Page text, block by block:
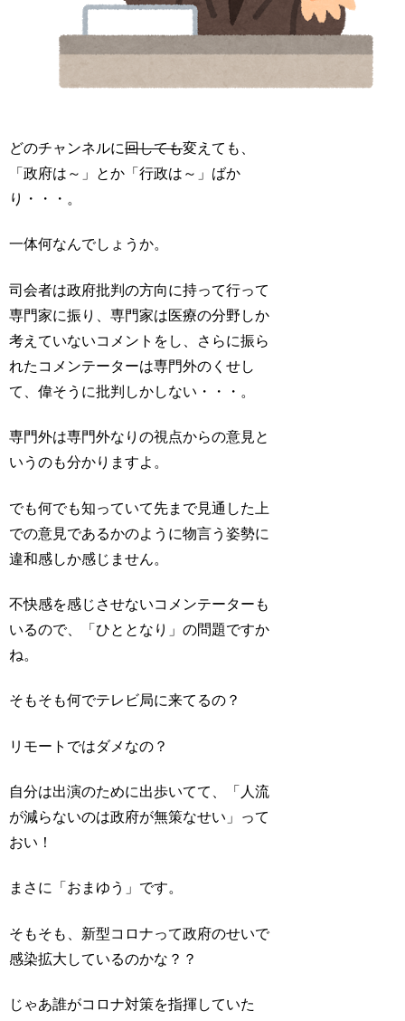
どのチャンネルに回しても変えても、
「政府は～」とか「行政は～」ばか
り・・・。
一体何なんでしょうか。
司会者は政府批判の方向に持って行って
専門家に振り、専門家は医療の分野しか
考えていないコメントをし、さらに振ら
れたコメンテーターは専門外のくせし
て、偉そうに批判しかしない・・・。
専門外は専門外なりの視点からの意見と
いうのも分かりますよ。
でも何でも知っていて先まで見通した上
での意見であるかのように物言う姿勢に
違和感しか感じません。
不快感を感じさせないコメンテーターも
いるので、「ひととなり」の問題ですか
ね。
そもそも何でテレビ局に来てるの？
リモートではダメなの？
自分は出演のために出歩いてて、「人流
が減らないのは政府が無策なせい」って
おい！
まさに「おまゆう」です。
そもそも、新型コロナって政府のせいで
感染拡大しているのかな？？
じゃあ誰がコロナ対策を指揮していた